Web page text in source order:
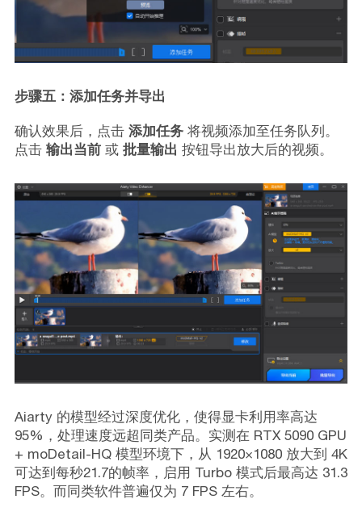
步骤五：添加任务并导出
确认效果后，点击 添加任务将视频添加至任务队列。
点击 输出当前或 批量输出 按钮导出放大后的视频。
Aiarty 的模型经过深度优化，使得显卡利用率高达
95%，处理速度远超同类产品。实测在 RTX 5090 GPU
+ moDetail-HQ 模型环境下，从 1920×1080 放大到 4K
可达到每秒21.7的帧率，启用 Turbo 模式后最高达 31.3
FPS。而同类软件普遍仅为 7 FPS 左右。